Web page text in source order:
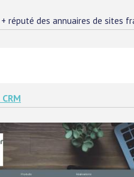
réputé des annuaires de sites